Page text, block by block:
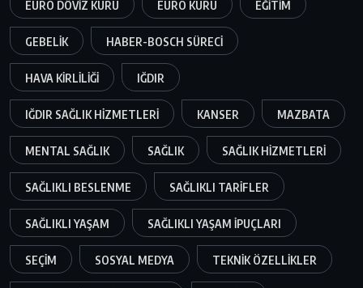
EURO DÖVIZ KURU EURO KURU EĞITIM
GEBELIK HABER-BOSCH SÜRECI
HAVA KIRLILIĞI IĞDIR
IĞDIR SAĞLIK HIZMETLERI KANSER MAZBATA
MENTAL SAĞLIK SAĞLIK SAĞLIK HIZMETLERI
SAĞLIKLI BESLENME SAĞLIKLI TARIFLER
SAĞLIKLI YAŞAM SAĞLIKLI YAŞAM IPUÇLARI
SEÇIM SOSYAL MEDYA TEKNIK ÖZELLIKLER